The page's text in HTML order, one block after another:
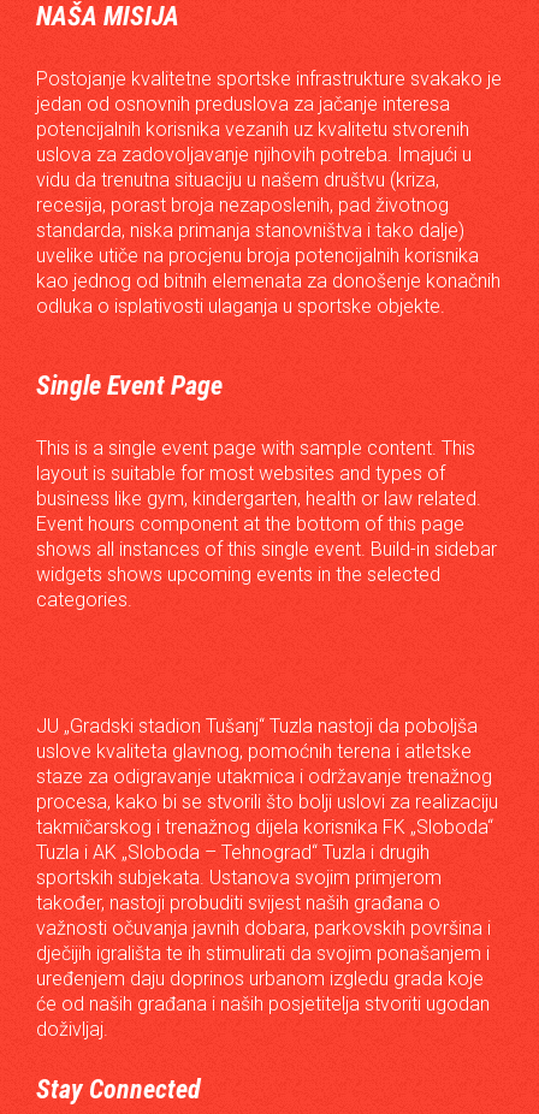
NAŠA MISIJA
Postojanje kvalitetne sportske infrastrukture svakako je
jedan od osnovnih preduslova za jačanje interesa
potencijalnih korisnika vezanih uz kvalitetu stvorenih
uslova za zadovoljavanje njihovih potreba. Imajući u
vidu da trenutna situaciju u našem društvu (kriza,
recesija, porast broja nezaposlenih, pad životnog
standarda, niska primanja stanovništva i tako dalje)
uvelike utiče na procjenu broja potencijalnih korisnika
kao jednog od bitnih elemenata za donošenje konačnih
odluka o isplativosti ulaganja u sportske objekte.
Single Event Page
This is a single event page with sample content. This
layout is suitable for most websites and types of
business like gym, kindergarten, health or law related.
Event hours component at the bottom of this page
shows all instances of this single event. Build-in sidebar
widgets shows upcoming events in the selected
categories.
JU „Gradski stadion Tušanj“ Tuzla nastoji da poboljša
uslove kvaliteta glavnog, pomoćnih terena i atletske
staze za odigravanje utakmica i održavanje trenažnog
procesa, kako bi se stvorili što bolji uslovi za realizaciju
takmičarskog i trenažnog dijela korisnika FK „Sloboda“
Tuzla i AK „Sloboda – Tehnograd“ Tuzla i drugih
sportskih subjekata. Ustanova svojim primjerom
također, nastoji probuditi svijest naših građana o
važnosti očuvanja javnih dobara, parkovskih površina i
dječijih igrališta te ih stimulirati da svojim ponašanjem i
uređenjem daju doprinos urbanom izgledu grada koje
će od naših građana i naših posjetitelja stvoriti ugodan
doživljaj.
Stay Connected